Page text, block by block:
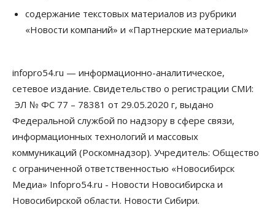
10 Августа 2026, 11:15
10 Августа 2026, 11:10
Власть Недвижимость Общество
В Минстрое НСО объяснили, как планируют
завершать долгострой на Серафимовича
10 Августа 2026, 11:00
Большая часть улиц в Новосибирске закрыта для
движения самокатов
10 Августа 2026, 10:00
содержание текстовых материалов из рубрики
«Новости компаний» и «Партнерские материалы»
infopro54.ru — информационно-аналитическое,
сетевое издание. Свидетельство о регистрации СМИ:
ЭЛ № ФС 77 – 78381 от 29.05.2020 г, выдано
Федеральной службой по надзору в сфере связи,
информационных технологий и массовых
коммуникаций (Роскомнадзор). Учредитель: Общество
с ограниченной ответственностью «Новосибирск
Медиа» Infopro54.ru - Новости Новосибирска и
Новосибирской области. Новости Сибири.